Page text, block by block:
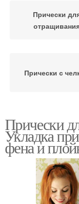
Прически
Прически с
Прически
Укладка
фена и